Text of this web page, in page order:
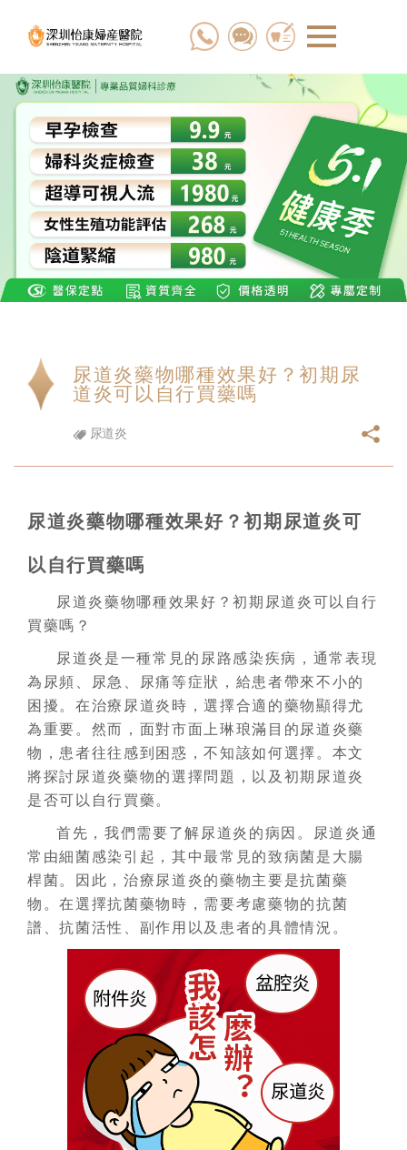
尿道炎藥物哪種效果好？初期尿
道炎可以自行買藥嗎
尿道炎
尿道炎藥物哪種效果好？初期尿道炎可
以自行買藥嗎
尿道炎藥物哪種效果好？初期尿道炎可以自行
買藥嗎？
尿道炎是一種常見的尿路感染疾病，通常表現
為尿頻、尿急、尿痛等症狀，給患者帶來不小的
困擾。在治療尿道炎時，選擇合適的藥物顯得尤
為重要。然而，面對市面上琳琅滿目的尿道炎藥
物，患者往往感到困惑，不知該如何選擇。本文
將探討尿道炎藥物的選擇問題，以及初期尿道炎
是否可以自行買藥。
首先，我們需要了解尿道炎的病因。尿道炎通
常由細菌感染引起，其中最常見的致病菌是大腸
桿菌。因此，治療尿道炎的藥物主要是抗菌藥
物。在選擇抗菌藥物時，需要考慮藥物的抗菌
譜、抗菌活性、副作用以及患者的具體情況。